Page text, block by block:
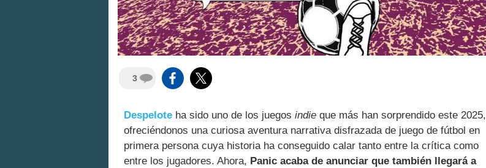
3
Despelote ha sido uno de los juegos indie que más han sorprendido este 2025,
ofreciéndonos una curiosa aventura narrativa disfrazada de juego de fútbol en
primera persona cuya historia ha conseguido calar tanto entre la crítica como
entre los jugadores. Ahora, Panic acaba de anunciar que también llegará a